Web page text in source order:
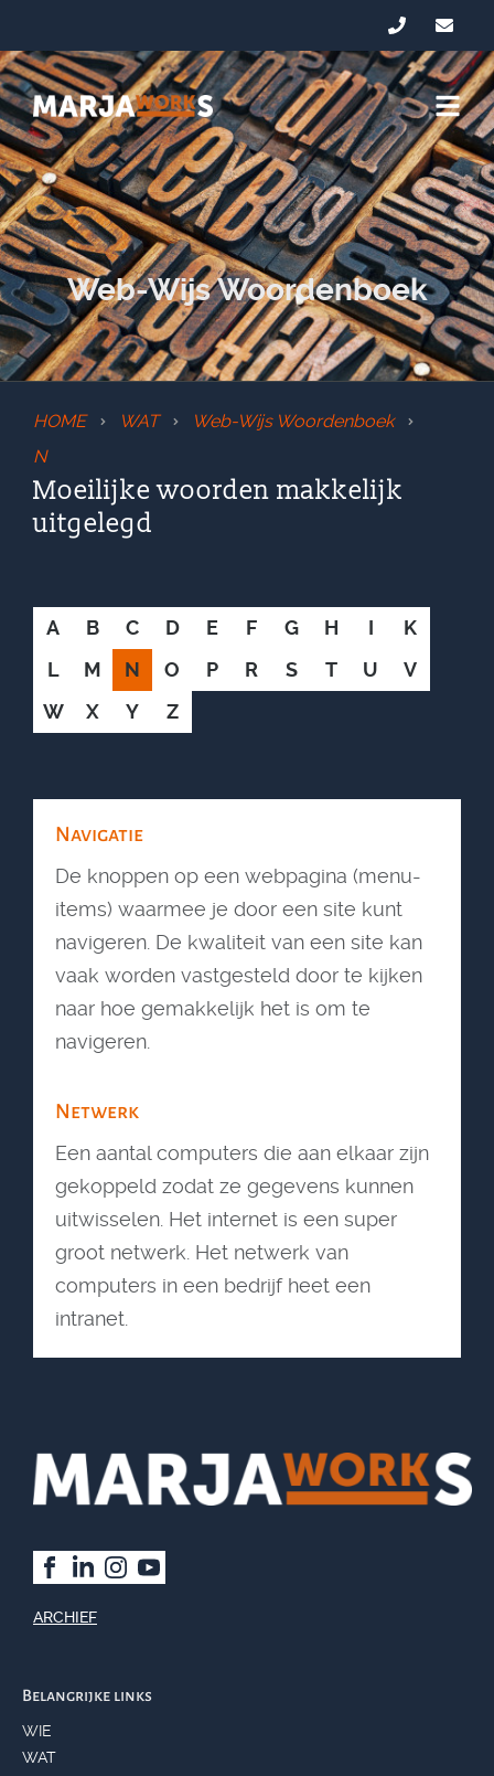
Web-Wijs Woordenboek
HOME WAT
Web-Wijs Woordenboek
N
Moeilijke woorden makkelijk
uitgelegd
A B C D E F G H I
K
L
M N O P R S T U
V
W
X Y Z
Navigatie
De knoppen op een webpagina (menu-
items) waarmee je door een site kunt
navigeren. De kwaliteit van een site kan
vaak worden vastgesteld door te kijken
naar hoe gemakkelijk het is om te
navigeren.
Netwerk
Een aantal computers die aan elkaar zijn
gekoppeld zodat ze gegevens kunnen
uitwisselen. Het internet is een super
groot netwerk. Het netwerk van
computers in een bedrijf heet een
intranet.
ARCHIEF
Belangrijke links
WIE
WAT